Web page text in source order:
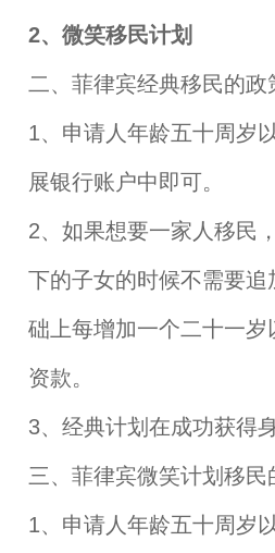
2、微笑移民计划
二、菲律宾经典移民的政
1、申请人年龄五十周岁
展银行账户中即可。
2、如果想要一家人移民
下的子女的时候不需要
础上每增加一个二十一
资款。
3、经典计划在成功获得
三、菲律宾微笑计划移民
1、申请人年龄五十周岁